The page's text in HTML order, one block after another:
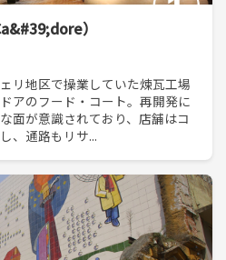
）
リ地区で操業していた煉瓦工場
アのフード・コート。再開発に
面が意識されており、店舗はコ
、通路もリサ...